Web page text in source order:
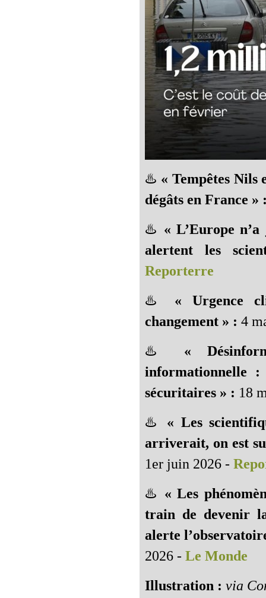
♨️ « Tempêtes Nils
dégâts en France »
♨️ « L’Europe
alertent les
Reporterre
♨️ « Urgence
changement » : 4
♨️ «
informationnelle :
sécuritaires » : 18
♨️ « Les
arriverait, on est
1er juin 2026 -
♨️ « Les
train de devenir
alerte
2026 - Le Monde
Illustration : via